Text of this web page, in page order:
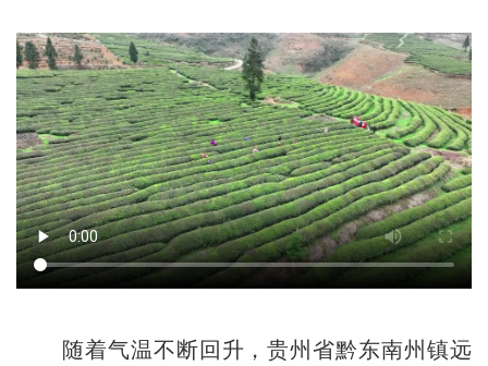
随着气温不断回升，贵州省黔东南州镇远